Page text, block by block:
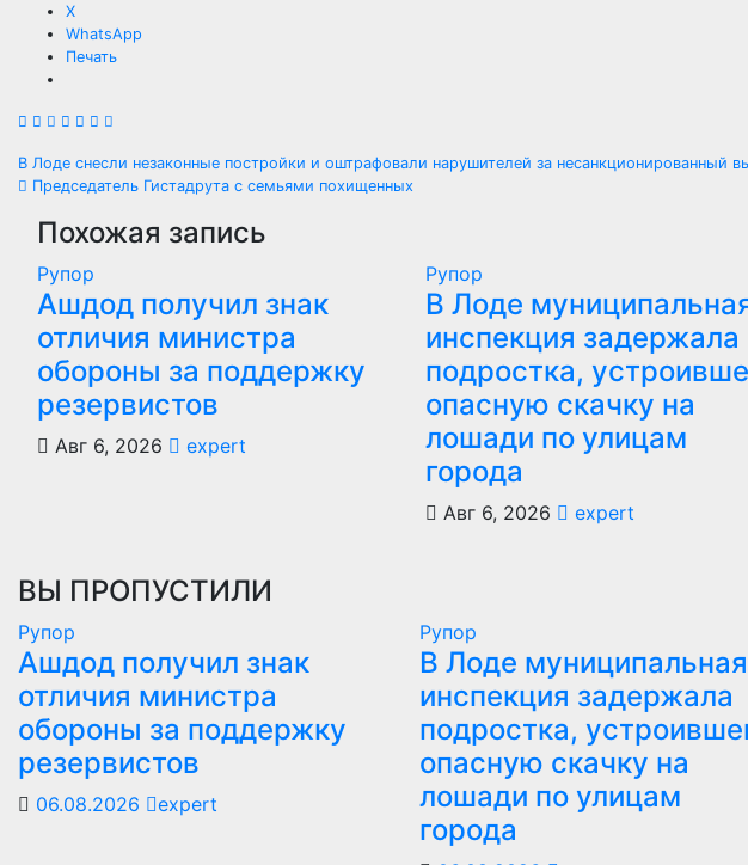
X
WhatsApp
Печать
Навигация
по
записям
В Лоде снесли незаконные постройки и оштрафовали нарушителей за несанкционированный
Председатель Гистадрута с семьями похищенных
Похожая запись
Рупор
Ашдод получил знак
отличия министра
обороны за поддержку
резервистов
Авг 6, 2026 expert
Рупор
В Лоде
инспекция задержала
подростка,
опасную скачку на
лошади по улицам
города
Авг 6, 2026 expert
ВЫ ПРОПУСТИЛИ
Рупор
Ашдод получил знак
отличия министра
обороны за поддержку
резервистов
06.08.2026 expert
Рупор
В Лоде муниципальная
инспекция задержала
подростка,
опасную скачку на
лошади по улицам
города